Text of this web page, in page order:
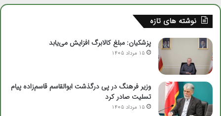
نوشته های تازه
پزشکیان: مبلغ کالابرگ افزایش می‌یابد
15 مرداد 1405
وزیر فرهنگ در پی درگذشت ابوالقاسم قاسم‌زاده پیام
تسلیت صادر کرد
15 مرداد 1405